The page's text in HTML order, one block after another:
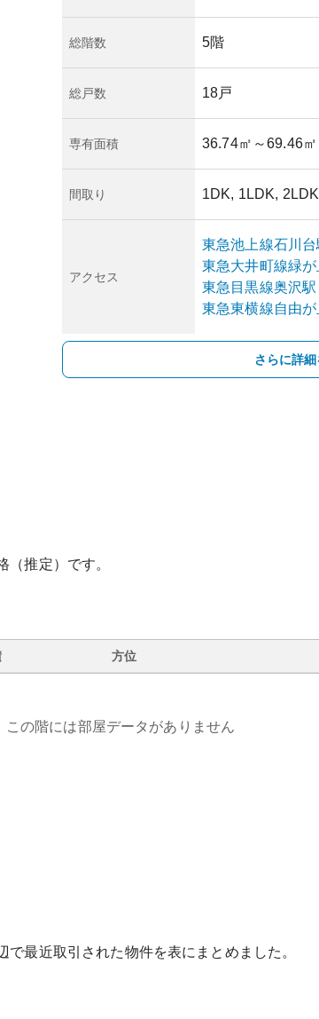
総階数 5階
総戸数 18戸
専有面積 36.74㎡ ～69.46㎡
間取り 1DK, 1LDK,
アクセス
東急池上線石川台
東急大井町線緑
東急目黒線奥沢駅
東急東横線自由
さらに詳
（推定）です。
方位
この階には部屋データがありません
で最近取引された物件を表にまとめました。